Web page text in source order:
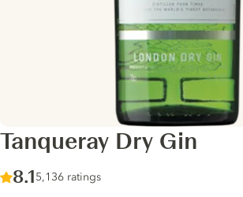
Tanqueray Dry Gin
Score :
8.1/ 10
5,136 ratings